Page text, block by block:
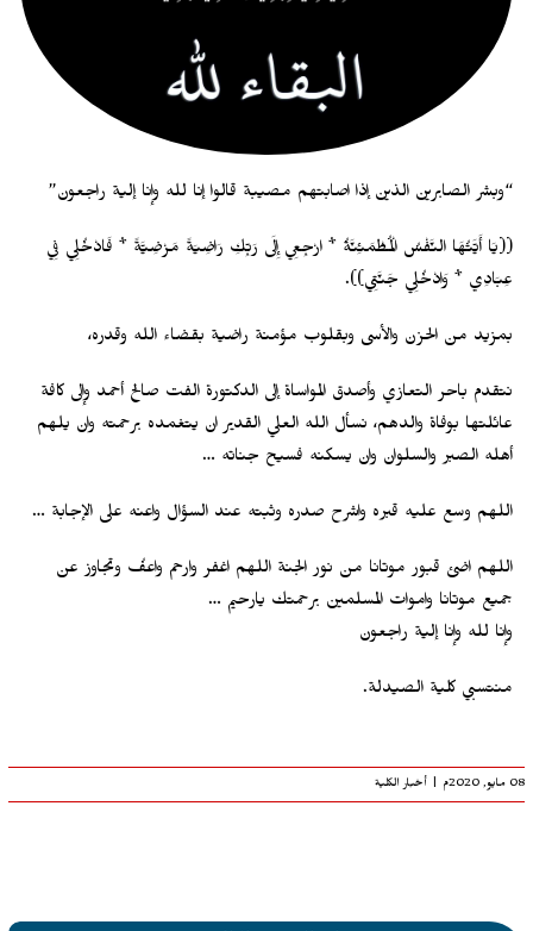
“وبشر الصابرين الذين إذا اصابتهم مصيبة قالوا إنا لله وإنا إلية راجعون”
((يَا أَيَّتُهَا النَّفْسُ الْمُطْمَئِنَّةُ * ارْجِعِي إِلَى رَبِّكِ رَاضِيَةً مَرْضِيَّةً * فَادْخُلِي فِي
عِبَادِي * وَادْخُلِي جَنَّتِي)).
بمزيد من الحزن والأسى وبقلوب مؤمنة راضية بقضاء الله وقدره،
نتقدم باحر التعازي وأصدق المواساة إلى الدكتورة الفت صالح أحمد وإلى كافة
عائلتها بوفاة والدهم، نسأل الله العلي القدير ان يتغمده برحمته وان يلهم
أهله الصبر والسلوان وان يسكنه فسيح جناته …
اللهم وسع عليه قبره واشرح صدره وثبته عند السؤال واعنه على الإجابة …
اللهم اضئ قبور موتانا من نور الجنة اللهم اغفر وارحم واعفُ وتجاوز عن
جميع موتانا واموات المسلمين برحمتك يارحيم …
وإنا لله وإنا إلية راجعون
منتسبي كلية الصيدلة.
08 مايو, 2020م | أخبار الكلية